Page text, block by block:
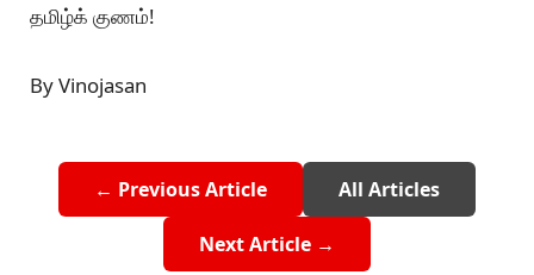
தமிழ்க் குணம்!
By Vinojasan
← Previous Article All Articles
Next Article →